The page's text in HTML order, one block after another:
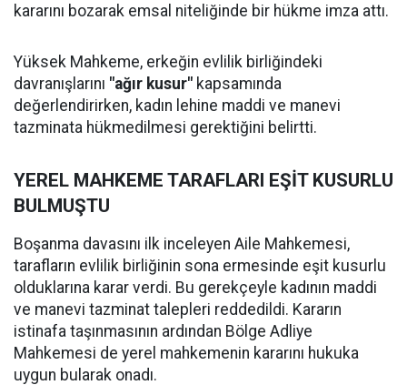
kararını bozarak emsal niteliğinde bir hükme imza attı.
Yüksek Mahkeme, erkeğin evlilik birliğindeki
davranışlarını "ağır kusur" kapsamında
değerlendirirken, kadın lehine maddi ve manevi
tazminata hükmedilmesi gerektiğini belirtti.
YEREL MAHKEME TARAFLARI EŞİT KUSURLU
BULMUŞTU
Boşanma davasını ilk inceleyen Aile Mahkemesi,
tarafların evlilik birliğinin sona ermesinde eşit kusurlu
olduklarına karar verdi. Bu gerekçeyle kadının maddi
ve manevi tazminat talepleri reddedildi. Kararın
istinafa taşınmasının ardından Bölge Adliye
Mahkemesi de yerel mahkemenin kararını hukuka
uygun bularak onadı.